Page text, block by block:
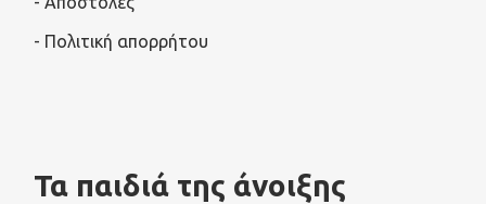
- Πολιτική απορρήτου
Τα παιδιά της άνοιξης